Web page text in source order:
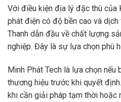
Với điều kiện địa lý đặc thù của
phát điện có độ bền cao và
Thanh dẫn đầu về chất lượng
nghiệp. Đây là sự lựa chọn phù
Minh Phát Tech là lựa chọn nếu
thương hiệu trước khi quyết
khi cần giải pháp tạm thời hoặc